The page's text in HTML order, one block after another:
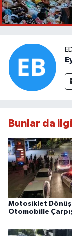
Bunlar da
Motosiklet Dönüş
Otomobille